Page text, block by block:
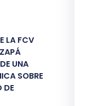
LA FCV
UNA
SOBRE
DE